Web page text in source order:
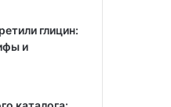
глицин:
и